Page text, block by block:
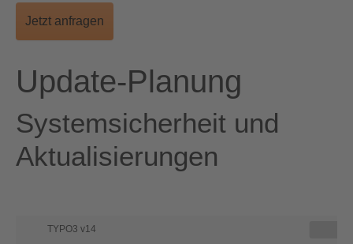
Jetzt anfragen
Update-Planung
Systemsicherheit und
Aktualisierungen
TYPO3 v14